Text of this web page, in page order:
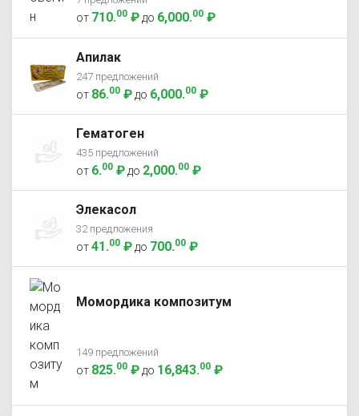
от 710.00 ₽ до 6,000.00 ₽
Апилак
247 предложений
от 86.00 ₽ до 6,000.00 ₽
Гематоген
435 предложений
от 6.00 ₽ до 2,000.00 ₽
Элекасол
32 предложения
от41.00 ₽ до 700.00 ₽
Момордика композитум
149 предложений
от 825.00 ₽ до 16,843.00 ₽